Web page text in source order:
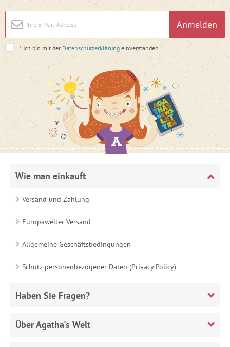
Anmelden
* Ich bin mit der Datenschutzerklärung einverstanden.
Wie man einkauft
Versand und Zahlung
Europaweiter Versand
Allgemeine Geschäftsbedingungen
Schutz personenbezogener Daten (Privacy Policy)
Haben Sie Fragen?
Über Agatha's Welt